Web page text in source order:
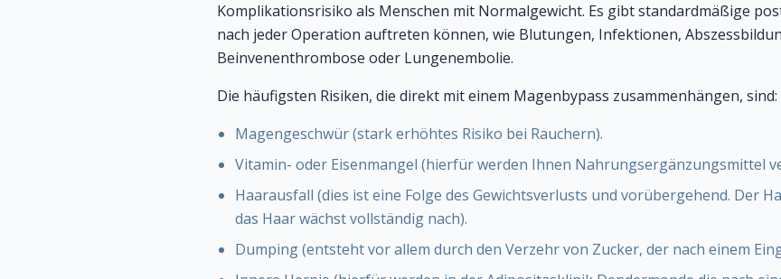
Komplikationsrisiko als Menschen mit Normalgewicht. Es gibt standardmäßige
nach jeder Operation auftreten können, wie Blutungen, Infektionen,
Beinvenenthrombose oder Lungenembolie.
Die häufigsten Risiken, die direkt mit einem Magenbypass zusammenhängen, sind:
Magengeschwür (stark erhöhtes Risiko bei Rauchern).
Vitamin- oder Eisenmangel (hierfür werden Ihnen Nahrungsergänzungsmittel
Haarausfall (dies ist eine Folge des Gewichtsverlusts und vorübergehend. Der
das Haar wächst vollständig nach).
Dumping (entsteht vor allem durch den Verzehr von Zucker, der nach einem